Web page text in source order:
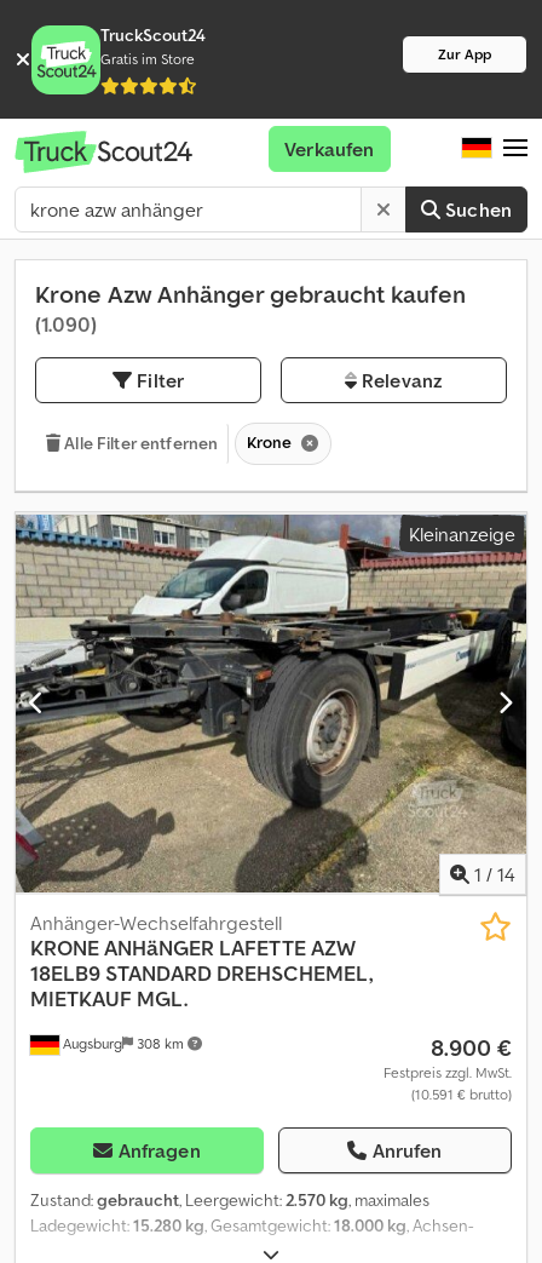
TruckScout24
Gratis im Store Zur App
Suchen
Verkaufen
Krone Azw Anhänger gebraucht kaufen
(1.090)
Filter Relevanz
Alle Filter entfernen Krone
Kleinanzeige
1 / 14
Augsburg 308 km
Anhänger-Wechselfahrgestell
KRONEANHäNGER LAFETTE AZW
18ELB9 STANDARD DREHSCHEMEL,
MIETKAUF MGL.
8.900 €
Festpreis zzgl. MwSt.
(10.591 € brutto)
Anfragen Anrufen
Zustand:gebraucht, Leergewicht:2.570 kg, maximales
Ladegewicht:15.280 kg, Gesamtgewicht:18.000 kg, Achsen-
, Erstzulassung: